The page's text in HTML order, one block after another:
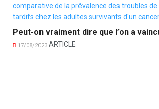
Peut-on vraiment dire que l’on a
17/08/2023 ARTICLE